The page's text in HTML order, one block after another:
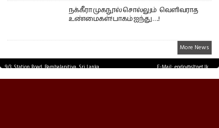
நக்கீரா முகநூல் சொல்லும் வெளிவராத
உண்மைகள்! பாகம் ஐந்து ….!
More News
9/3, Station Road, Bambalapitiya, Sri Lanka.
E-Mail: epdp@sltnet.lk